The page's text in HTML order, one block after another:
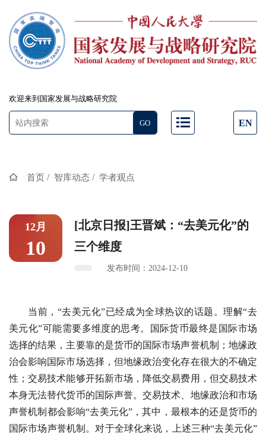
欢迎来到国家发展与战略研究院
EN
首页 / 智库动态 / 学者观点
12月
10
[北京日报]王晋斌：“去美元化”的
三个维度
发布时间：2024-12-10
当前，“去美元化”已经成为全球热议的话题。理解“去
美元化”可能需要多维度的思考。国际货币最终是国际市场
选择的结果，主要靠的是货币的国际市场声誉机制；地缘政
治会影响国际市场选择，但地缘政治变化存在很大的不确定
性；交易技术能够开拓新市场，降低交易费用，但交易技术
本身无法替代货币的国际声誉。交易技术、地缘政治和市场
声誉机制都会影响“去美元化”，其中，最根本的还是货币的
国际市场声誉机制。对于全球化来说，上述三种“去美元化”